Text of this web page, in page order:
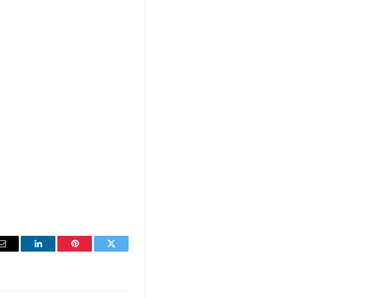
Email LinkedIn Pinterest Twitter